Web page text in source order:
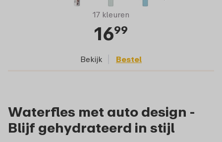
17 kleuren
1699
Bekijk Bestel
Waterfles met auto design -
Blijf gehydrateerd in stijl